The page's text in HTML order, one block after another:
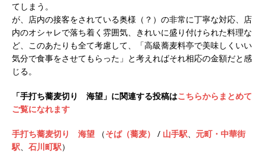
てしまう。
が、店内の接客をされている奥様（？）の非常に丁寧な対応、店
内のオシャレで落ち着く雰囲気、きれいに盛り付けられた料理な
ど、このあたりも全て考慮して、「高級蕎麦料亭で美味しくいい
気分で食事をさせてもらった」と考えればそれ相応の金額だと感
じる。
「手打ち蕎麦切り 海望」に関連する投稿はこちらからまとめて
ご覧になれます
手打ち蕎麦切り 海望 （そば（蕎麦） / 山手駅、 元町・中華街
駅、 石川町駅）